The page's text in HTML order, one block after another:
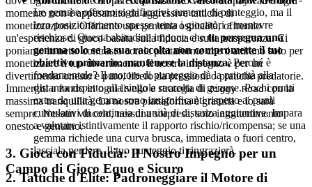
Le gemme offrono significativi aumenti di punteggio, ma il
loro posizionamento spesso tenta i giocatori a manovre
rischiose. Questa abitudine impone chetu persegua una
gemma solo se la sua raccolta non compromette il tuo
obiettivo primario: mantenere la distanza.Perché è
fondamentale? Il motore di punteggio dà la priorità alla
distanza rispetto alla singola raccolta di gemme. Pochi punti
extra da una gemma sono insignificanti rispetto ai punti
cumulativi di centinaia di unità di distanza aggiuntive. Impara
a valutare istintivamente il rapporto rischio/ricompensa; se una
gemma richiede una curva brusca, immediata o fuori centro,
lasciala perdere. Il tuo punteggio ti ringrazierà.
2. Tattiche d'Elite: Padroneggiare il Motore di
momento non è appesantito da aggressive tattiche di
monetizzazione. Offriamo una genuina ospitalità, offrendo
un'esperienza di gioco basata sulla fiducia e sulla trasparenza. Ci
poniamo in netto contrasto con le piattaforme che ti attirano solo per
monetizzare il tuo divertimento. Il nostro impegno è per un
divertimento onesto e puro, libero da pressioni o pratiche predatorie.
Immergiti a fondo in ogni livello e strategia diZiggy Roadcon la
massima tranquillità. La nostra piattaforma è gratuita e lo sarà
sempre. Nessun vincolo, nessuna sorpresa, solo intrattenimento
onesto e genuino.
3. Gioca con Fiducia: Il Nostro Impegno per un
Campo di Gioco Equo e Sicuro